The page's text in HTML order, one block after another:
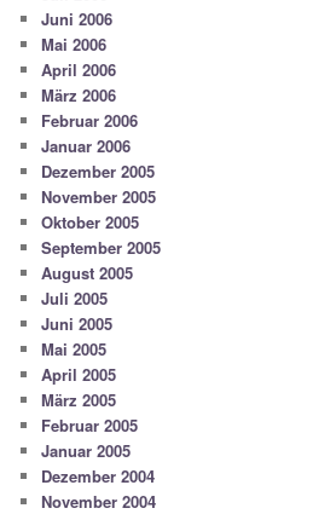
Juni 2006
Mai 2006
April 2006
März 2006
Februar 2006
Januar 2006
Dezember 2005
November 2005
Oktober 2005
September 2005
August 2005
Juli 2005
Juni 2005
Mai 2005
April 2005
März 2005
Februar 2005
Januar 2005
Dezember 2004
November 2004